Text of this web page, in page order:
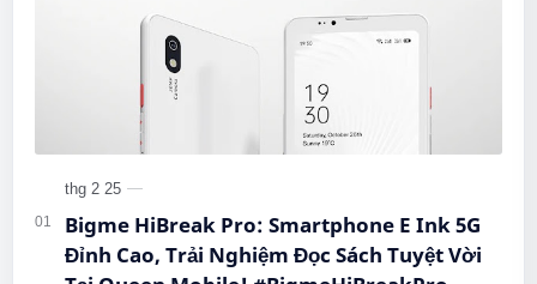
Bigme HiBreak Pro: Smartphone E Ink 5G
Đỉnh Cao, Trải Nghiệm Đọc Sách Tuyệt Vời